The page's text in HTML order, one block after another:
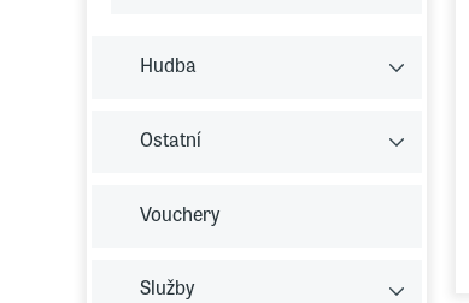
Hudba
Ostatní
Vouchery
Služby